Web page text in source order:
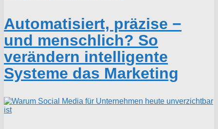
Automatisiert, präzise −
und menschlich? So
verändern intelligente
Systeme das Marketing